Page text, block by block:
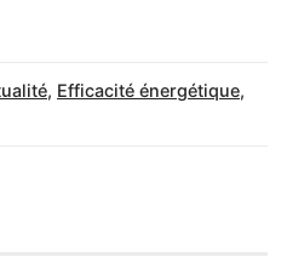
, Efficacité énergétique,